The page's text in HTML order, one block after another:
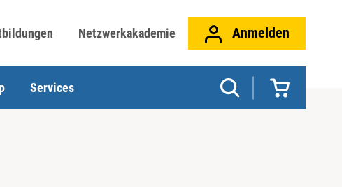
Netzwerkakademie Anmelden
Services